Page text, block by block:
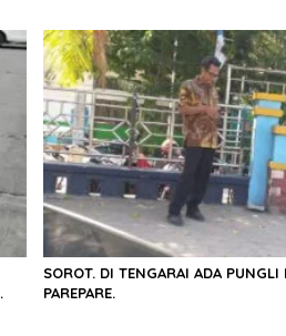
SOROT. DI TENGARAI ADA PUNGLI
PAREPARE.